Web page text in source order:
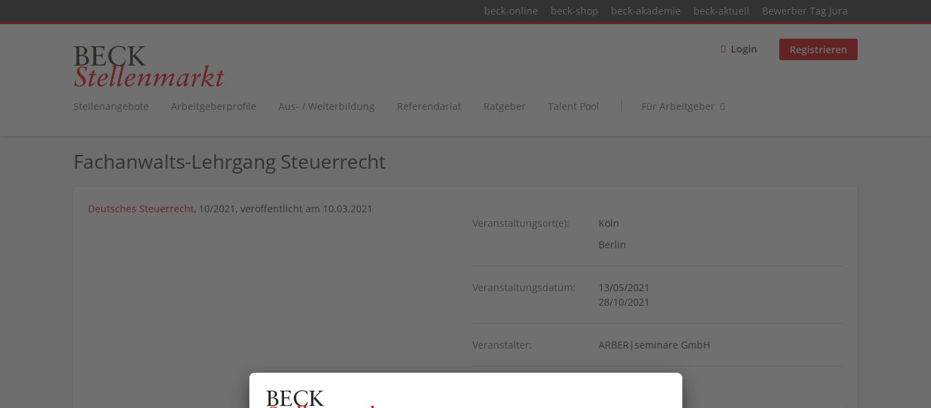
beck-online beck-shop beck-akademie beck-aktuell Bewerber Tag Jura
Login Registrieren
Stellenangebote Arbeitgeberprofile Aus- / Weiterbildung Referendariat Ratgeber Talent Pool Für Arbeitgeber
Fachanwalts-Lehrgang Steuerrecht
Deutsches Steuerrecht, 10/2021, veröffentlicht am 10.03.2021
Veranstaltungsort(e):
Köln
Berlin
Veranstaltungsdatum:
13/05/2021
28/10/2021
Veranstalter: ARBER|seminare GmbH